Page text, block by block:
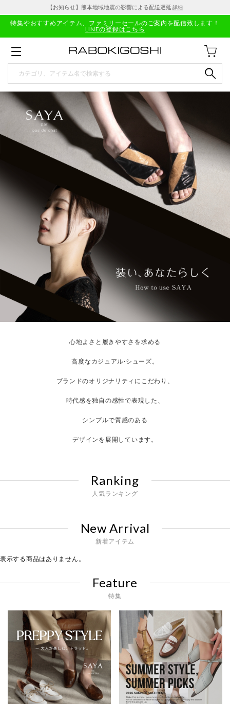
【お知らせ】熊本地域地震の影響による配送遅延 詳細
特集やおすすめアイテム、ファミリーセールのご案内を配信致します！
LINEの登録はこちら
心地よさと履きやすさを求める
高度なカジュアル·シューズ。
ブランドのオリジナリティにこだわり、
時代感を独自の感性で表現した、
シンプルで質感のある
デザインを展開しています。
Ranking
人気ランキング
New Arrival
新着アイテム
表示する商品はありません。
Feature
特集